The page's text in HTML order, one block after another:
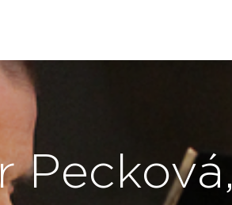
Pecková,